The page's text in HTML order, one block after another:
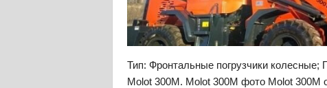
Тип: Фронтальные погрузчики
Molot 300M. Molot 300M фото Molot 300M